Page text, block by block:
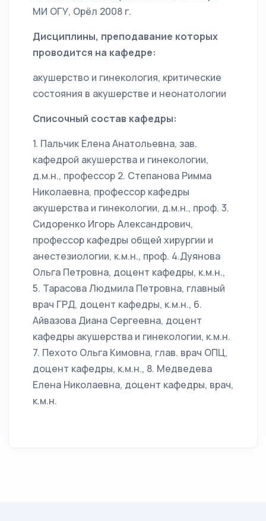
МИ ОГУ, Орёл 2008 г.
Дисциплины, преподавание которых
проводится на кафедре:
акушерство и гинекология, критические
состояния в акушерстве и неонатологии
Списочный состав кафедры:
1. Пальчик Елена Анатольевна, зав.
кафедрой акушерства и гинекологии,
д.м.н., профессор 2. Степанова Римма
Николаевна, профессор кафедры
акушерства и гинекологии, д.м.н., проф. 3.
Сидоренко Игорь Александрович,
профессор кафедры общей хирургии и
анестезиологии, к.м.н., проф. 4.Дуянова
Ольга Петровна, доцент кафедры, к.м.н.,
5. Тарасова Людмила Петровна, главный
врач ГРД, доцент кафедры, к.м.н., 6.
Айвазова Диана Сергеевна, доцент
кафедры акушерства и гинекологии, к.м.н.
7. Пехото Ольга Кимовна, глав. врач ОПЦ,
доцент кафедры, к.м.н., 8. Медведева
Елена Николаевна, доцент кафедры, врач,
к.м.н.